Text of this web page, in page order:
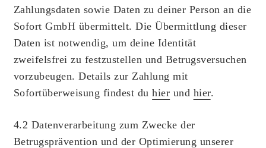
Zahlungsdaten sowie Daten zu deiner Person an die
Sofort GmbH übermittelt. Die Übermittlung dieser
Daten ist notwendig, um deine Identität
zweifelsfrei zu festzustellen und Betrugsversuchen
vorzubeugen. Details zur Zahlung mit
Sofortüberweisung findest duhier und hier.
4.2 Datenverarbeitung zum Zwecke der
Betrugsprävention und der Optimierung unserer